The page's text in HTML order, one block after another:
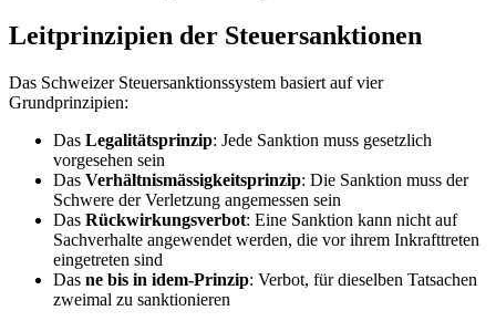
Leitprinzipien der Steuersanktionen
Das Schweizer Steuersanktionssystem basiert auf vier
Grundprinzipien:
Das Legalitätsprinzip: Jede Sanktion muss gesetzlich
vorgesehen sein
Das Verhältnismässigkeitsprinzip: Die Sanktion muss der
Schwere der Verletzung angemessen sein
Das Rückwirkungsverbot: Eine Sanktion kann nicht auf
Sachverhalte angewendet werden, die vor ihrem Inkrafttreten
eingetreten sind
Das ne bis in idem-Prinzip: Verbot, für dieselben Tatsachen
zweimal zu sanktionieren